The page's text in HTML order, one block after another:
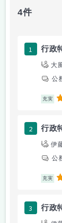
4件
1 行政
大
公
充実 5
2 行政
伊
公
充実 5
3 行政